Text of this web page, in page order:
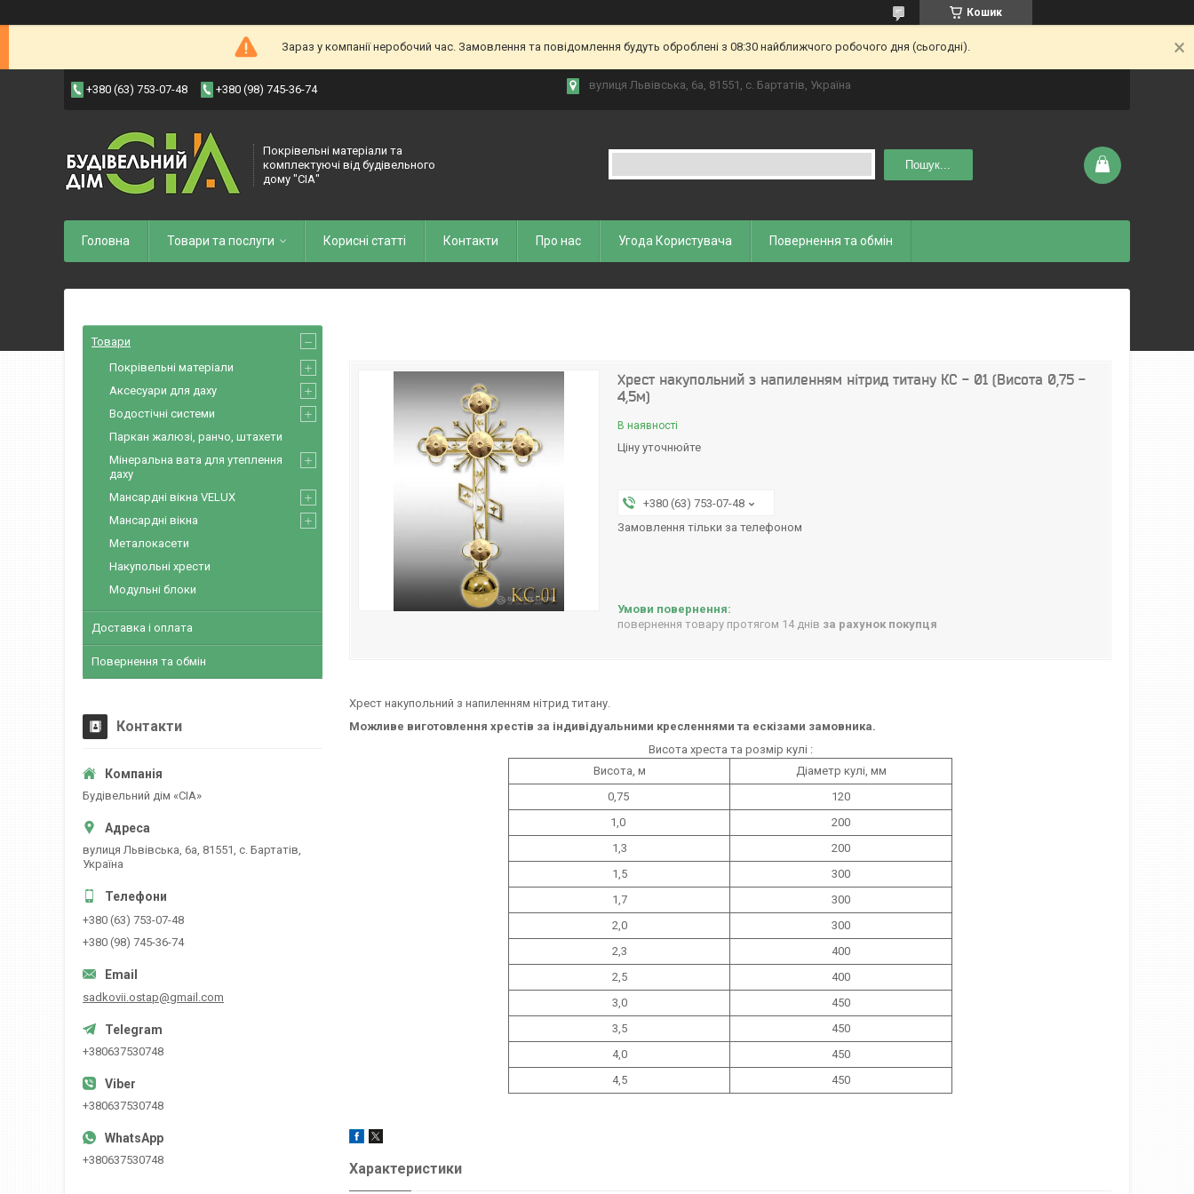
Кошик
Зараз у компанії неробочий час. Замовлення та повідомлення будуть оброблені з 08:30 найближчого робочого дня (сьогодні).
+380 (63) 753-07-48 +380 (98) 745-36-74 вулиця Львівська, 6а, 81551, с. Бартатів, Україна
Покрівельні матеріали та
комплектуючі від будівельного
дому "СІА"
Пошук...
Головна Товари та послуги Корисні статті Контакти Про нас Угода Користувача Повернення та обмін
Хрест накупольний з напиленням нітрид титану КС - 01 (Висота 0,75 -
4,5м)
В наявності
Ціну уточнюйте
+380 (63) 753-07-48
Замовлення тільки за телефоном
повернення товару протягом 14 днів за рахунок покупця
Хрест накупольний з напиленням нітрид титану.
Можливе виготовлення хрестів за індивідуальними кресленнями та ескізами замовника.
Висота хреста та розмір кулі :
Висота, м
Діаметр кулі, мм
0,75
120
1,0
200
1,3
200
1,5
300
1,7
300
2,0
300
2,3
400
2,5
400
3,0
450
3,5
450
4,0
450
4,5
450
Характеристики
Товари
Покрівельні матеріали
Аксесуари для даху
Водостічні системи
Паркан жалюзі, ранчо, штахети
Мінеральна вата для утеплення
даху
Мансардні вікна VELUX
Мансардні вікна
Металокасети
Накупольні хрести
Модульні блоки
Доставка і оплата
Повернення та обмін
Контакти
Будівельний дім «CІА»
вулиця Львівська, 6а, 81551, с. Бартатів,
Україна
+380 (63) 753-07-48
+380 (98) 745-36-74
sadkovii.ostap@gmail.com
+380637530748
+380637530748
+380637530748